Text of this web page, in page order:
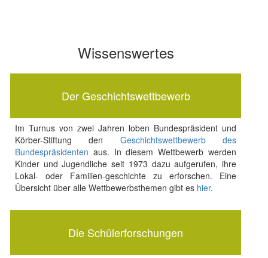
Wissenswertes
Der Geschichtswettbewerb
Im Turnus von zwei Jahren loben Bundespräsident und
Körber-Stiftung den Geschichtswettbewerb des
Bundespräsidenten aus. In diesem Wettbewerb werden
Kinder und Jugendliche seit 1973 dazu aufgerufen, ihre
Lokal- oder Familien-geschichte zu erforschen. Eine
Übersicht über alle Wettbewerbsthemen gibt es hier.
Die Schülerforschungen